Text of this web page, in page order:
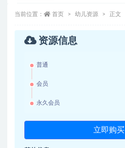
当前位置： 首页 幼儿资源 正文
资源信息
普通
会员
永久会员
立即购买